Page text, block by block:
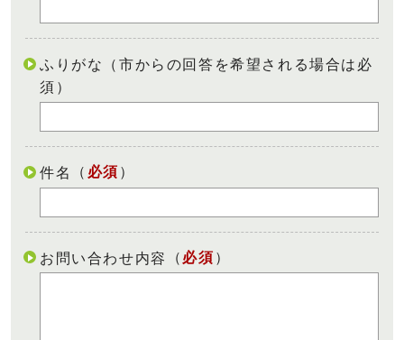
ふりがな（市からの回答を希望される場合は必
須）
件名 （ 必須 ）
お問い合わせ内容 （ 必須 ）